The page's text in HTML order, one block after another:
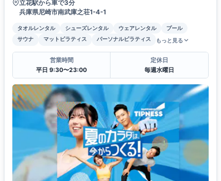
立花駅から車で3分
兵庫県尼崎市南武庫之荘1-4-1
タオルレンタル シューズレンタル ウェアレンタル
プール
サウナ
マットピラティス パーソナルピラティス もっと見る
営業時間
平日 9:30〜23:00
定休日
毎週水曜日